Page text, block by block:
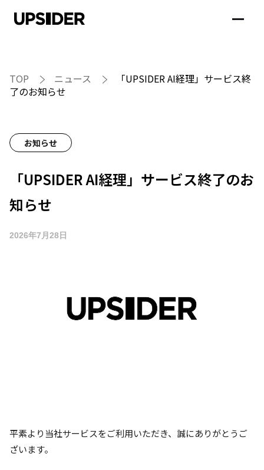
TOP ニュース
「UPSIDER AI経理」サービス終
了のお知らせ
お知らせ
「UPSIDER AI経理」サービス終了のお
知らせ
2026年7月28日
平素より当社サービスをご利用いただき、誠にありがとうご
ざいます。